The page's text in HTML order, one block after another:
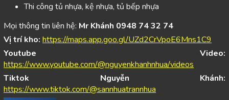
Thi công tủ nhựa, kệ nhựa, tủ bếp nhựa
Mọi thông tin liên hệ: Mr Khánh 0948 74 32 74
Vị trí kho: https://maps.app.goo.gl/UZd2CrVpoE6Mns1C9
Youtube Video:
https://www.youtube.com/@nguyenkhanhnhua/videos
Tiktok Nguyễn Khánh:
https://www.tiktok.com/@sannhuatrannhua